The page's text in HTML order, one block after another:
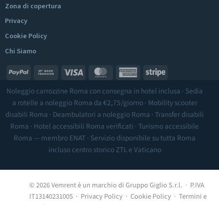
Zona di copertura
Privacy
Cookie Policy
Chi Siamo
PayPal
Bank
Transfer
Visa MasterCard American
Express
Stripe
Noleggio carrozzine Roma con consegna in hotel inclusa · Sedia
a rotelle a noleggio Roma da €2,75/giorno · Mobility scooter
disabili Roma · Deambulatori a noleggio Roma ·Transfer disabili
Roma · Hotel accessibili Romaverificati ·Turismo accessibile
Roma — membro ENAT · Servizio disponibile su tutta Roma
inclusocentro storico ZTLe Vaticano
© 2026 Vemrent è un marchio di Gruppo Giglio S.r.l. · P.IVA
IT13140231005 · Privacy Policy · Cookie Policy · Termini e